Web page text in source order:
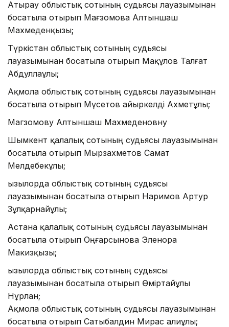
Атырау облыстық сотының судьясы лауазымынан
босатыла отырып Мағзомова Алтыншаш
Махмеденқызы;
Түркістан облыстық сотының судьясы
лауазымынан босатыла отырып Мақұлов Талғат
Абдуллаұлы;
Ақмола облыстық сотының судьясы лауазымынан
босатыла отырып Мүсетов Қайыркелді Ахметұлы;
Магзомову Алтыншаш Махмеденовну
Шымкент қалалық сотының судьясы лауазымынан
босатыла отырып Мырзахметов Самат
Мелдебекұлы;
Қызылорда облыстық сотының судьясы
лауазымынан босатыла отырып Наримов Артур
Зұлқарнайұлы;
Астана қалалық сотының судьясы лауазымынан
босатыла отырып Оңғарсынова Эленора
Макизқызы;
Қызылорда облыстық сотының судьясы
лауазымынан босатыла отырып Өміртайұлы
Нұрлан;
Ақмола облыстық сотының судьясы лауазымынан
босатыла отырып Сатыбалдин Мирас Қалиұлы;